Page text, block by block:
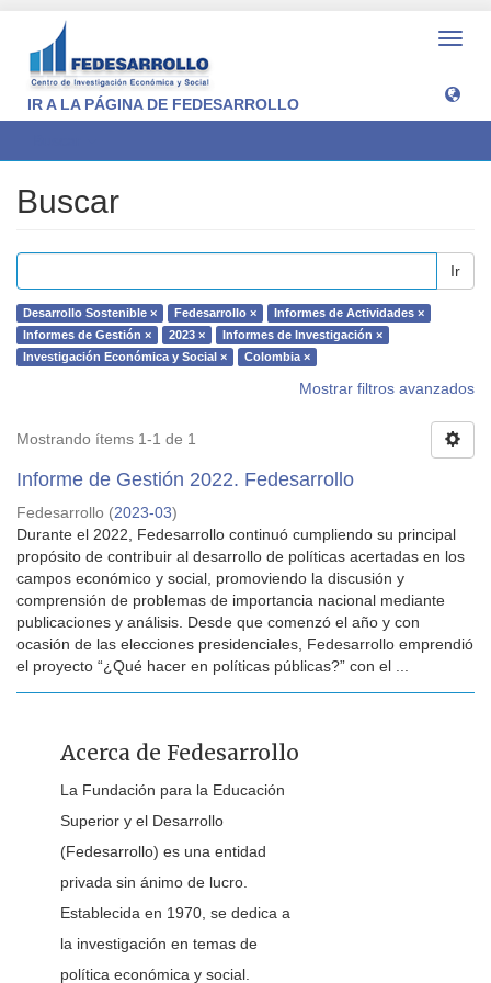
IR A LA PÁGINA DE FEDESARROLLO
Buscar
Ir
Desarrollo Sostenible × Fedesarrollo ×
Informes de Actividades ×
Informes de Gestión ×
2023 ×
Informes de Investigación ×
Investigación Económica y Social ×
Colombia ×
Mostrar filtros avanzados
Mostrando ítems 1-1 de 1
Informe de Gestión 2022. Fedesarrollo
Fedesarrollo (2023-03)
Durante el 2022, Fedesarrollo continuó cumpliendo su principal
propósito de contribuir al desarrollo de políticas acertadas en los
campos económico y social, promoviendo la discusión y
comprensión de problemas de importancia nacional mediante
publicaciones y análisis. Desde que comenzó el año y con
ocasión de las elecciones presidenciales, Fedesarrollo emprendió
el proyecto “¿Qué hacer en políticas públicas?” con el ...
Acerca de Fedesarrollo
La Fundación para la Educación
Superior y el Desarrollo
(Fedesarrollo) es una entidad
privada sin ánimo de lucro.
Establecida en 1970, se dedica a
la investigación en temas de
política económica y social.